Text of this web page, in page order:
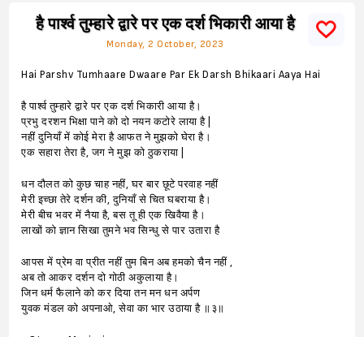
है पार्श्व तुम्हारे द्वारे पर एक दर्श भिकारी आया है
Monday, 2 October, 2023
Hai Parshv Tumhaare Dwaare Par Ek Darsh Bhikaari Aaya Hai
है पार्श्व तुम्हारे द्वारे पर एक दर्श भिकारी आया है।
प्रभु दरशन भिक्षा पाने को दो नयन कटोरे लाया है |
नहीं दुनियाँ में कोई मेरा है आफत ने मुझको घेरा है।
एक सहारा तेरा है, जग ने मुझ को ठुकराया |
धन दौलत को कुछ चाह नहीं, घर बार छूटे परवाह नहीं
मेरी इच्छा तेरे दर्शन की, दुनियाँ से चित घबराया है।
मेरी बीच भवर में नैया है, बस तू ही एक खिवैया है।
लाखों को ज्ञान सिखा तुमने भव सिन्धु से पार उतारा है
आपस में प्रेम वा प्रीत नहीं तुम बिन अब हमको चैन नहीं ,
अब तो आकर दर्शन दो गोठी अकुलाया है।
जिन धर्म फैलाने को कर दिया तन मन धन अर्पण
युवक मंडल को अपनाओ, सेवा का भार उठाया है ॥३॥